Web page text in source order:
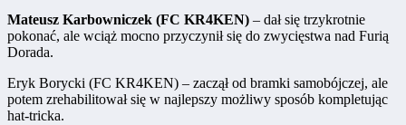
Mateusz Karbowniczek (FC KR4KEN) – dał się trzykrotnie
pokonać, ale wciąż mocno przyczynił się do zwycięstwa nad Furią
Dorada.
Eryk Borycki (FC KR4KEN) – zaczął od bramki samobójczej, ale
potem zrehabilitował się w najlepszy możliwy sposób kompletując
hat-tricka.